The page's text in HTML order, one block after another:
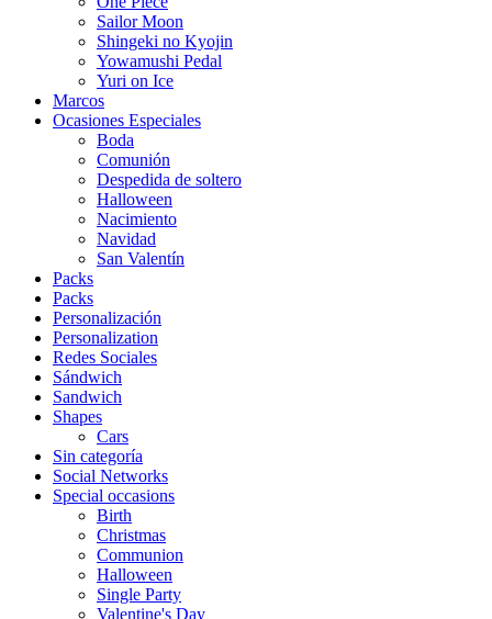
Sailor Moon
Shingeki no Kyojin
Yowamushi Pedal
Yuri on Ice
Marcos
Ocasiones Especiales
Boda
Comunión
Despedida de soltero
Halloween
Nacimiento
Navidad
San Valentín
Packs
Packs
Personalización
Personalization
Redes Sociales
Sándwich
Sandwich
Shapes
Cars
Sin categoría
Social Networks
Special occasions
Birth
Christmas
Communion
Halloween
Single Party
Valentine's Day